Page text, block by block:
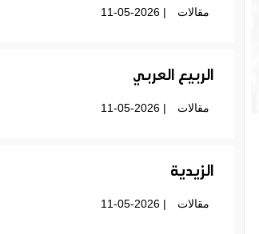
مقالات | 11-05-2026
الربيع العربي
مقالات | 11-05-2026
الزيدية
مقالات | 11-05-2026